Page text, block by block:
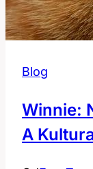
Blog
Winnie:
A